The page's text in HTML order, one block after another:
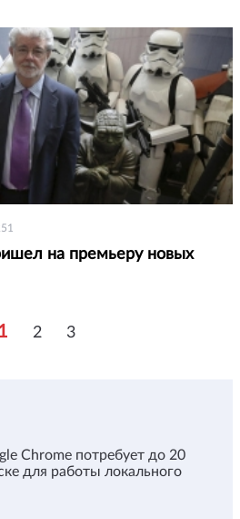
на премьеру новых
2 3
Chrome потребует до 20
для работы локального